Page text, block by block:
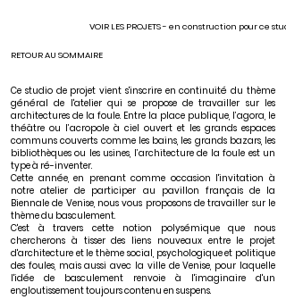
VOIR LES PROJETS - en construction pour ce
RETOUR AU SOMMAIRE
Ce studio de projet vient s'inscrire en continuité du thème
général de l'atelier qui se propose de travailler sur les
architectures de la foule. Entre la place publique, l’agora, le
théâtre ou l’acropole à ciel ouvert et les grands espaces
communs couverts comme les bains, les grands bazars, les
bibliothèques ou les usines, l’architecture de la foule est un
type à ré-inventer.
Cette année, en prenant comme occasion l'invitation à
notre atelier de participer au pavillon français de la
Biennale de Venise, nous vous proposons de travailler sur le
thème du basculement.
C'est à travers cette notion polysémique que nous
chercherons à tisser des liens nouveaux entre le projet
d'architecture et le thème social, psychologique et politique
des foules, mais aussi avec la ville de Venise, pour laquelle
l'idée de basculement renvoie à l'imaginaire d'un
engloutissement toujours contenu en suspens.